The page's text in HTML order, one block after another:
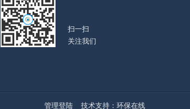
扫一扫
关注我们
管理登陆 技术支持： 环保在线